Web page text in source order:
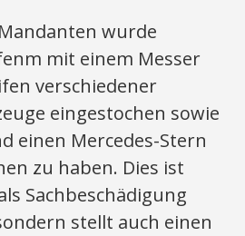
wurde
mit einem Messer
verschiedener
eingestochen sowie
einen Mercedes-Stern
zu haben. Dies ist
Sachbeschädigung
stellt auch einen